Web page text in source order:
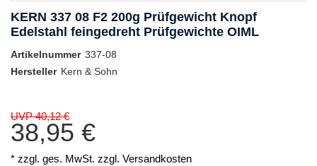
KERN 337 08 F2 200g Prüfgewicht Knopf
Edelstahl feingedreht Prüfgewichte OIML
Artikelnummer 337-08
Hersteller Kern & Sohn
UVP 40,12 €
38,95 €
* zzgl. ges. MwSt. zzgl. Versandkosten